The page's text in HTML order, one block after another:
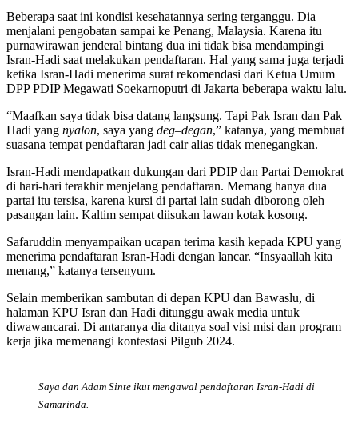
Beberapa saat ini kondisi kesehatannya sering terganggu. Dia
menjalani pengobatan sampai ke Penang, Malaysia. Karena itu
purnawirawan jenderal bintang dua ini tidak bisa mendampingi
Isran-Hadi saat melakukan pendaftaran. Hal yang sama juga terjadi
ketika Isran-Hadi menerima surat rekomendasi dari Ketua Umum
DPP PDIP Megawati Soekarnoputri di Jakarta beberapa waktu lalu.
“Maafkan saya tidak bisa datang langsung. Tapi Pak Isran dan Pak
Hadi yang nyalon, saya yang deg–degan,” katanya, yang membuat
suasana tempat pendaftaran jadi cair alias tidak menegangkan.
Isran-Hadi mendapatkan dukungan dari PDIP dan Partai Demokrat
di hari-hari terakhir menjelang pendaftaran. Memang hanya dua
partai itu tersisa, karena kursi di partai lain sudah diborong oleh
pasangan lain. Kaltim sempat diisukan lawan kotak kosong.
Safaruddin menyampaikan ucapan terima kasih kepada KPU yang
menerima pendaftaran Isran-Hadi dengan lancar. “Insyaallah kita
menang,” katanya tersenyum.
Selain memberikan sambutan di depan KPU dan Bawaslu, di
halaman KPU Isran dan Hadi ditunggu awak media untuk
diwawancarai. Di antaranya dia ditanya soal visi misi dan program
kerja jika memenangi kontestasi Pilgub 2024.
Saya dan Adam Sinte ikut mengawal pendaftaran Isran-Hadi di
Samarinda.